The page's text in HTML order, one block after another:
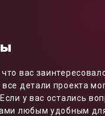
вас
детали проекта
у вас остались
любым удобным